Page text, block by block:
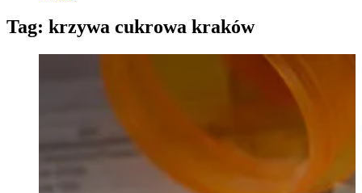
Tag: krzywa cukrowa kraków